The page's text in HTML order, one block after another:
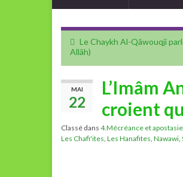
Le Chaykh Al-Qâwouqji
Allâh)
MAI
22
L’Imâm
croient
Classé dans 4.Mécréance et apostasie
Les Chafi'ites, Les Hanafites, Nawawi,